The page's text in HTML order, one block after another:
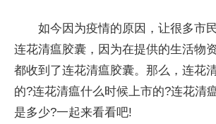
如今因为疫情的原因，让很多市
连花清瘟胶囊，因为在提供的生活物
都收到了连花清瘟胶囊。那么，连花
的?连花清瘟什么时候上市的?连花清
是多少?一起来看看吧!